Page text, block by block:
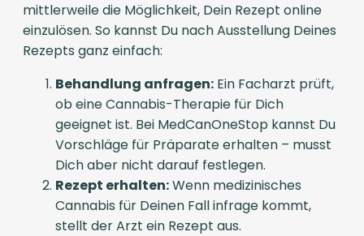
mittlerweile die Möglichkeit, Dein Rezept online
einzulösen. So kannst Du nach Ausstellung Deines
Rezepts ganz einfach:
Behandlung anfragen: Ein Facharzt prüft,
ob eine Cannabis-Therapie für Dich
geeignet ist. Bei MedCanOneStop kannst Du
Vorschläge für Präparate erhalten – musst
Dich aber nicht darauf festlegen.
Rezept erhalten:Wenn medizinisches
Cannabis für Deinen Fall infrage kommt,
stellt der Arzt ein Rezept aus.